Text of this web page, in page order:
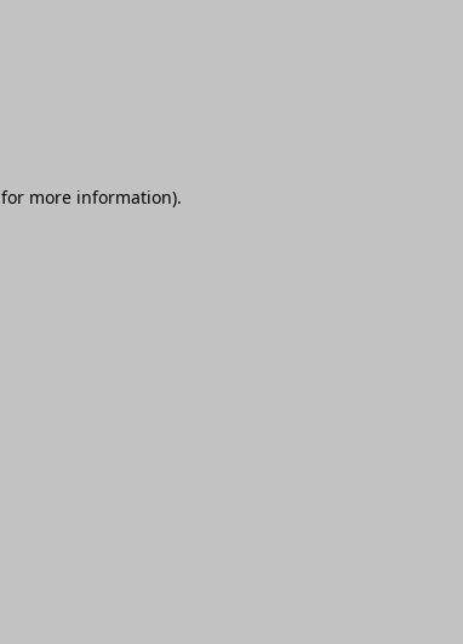
for more information).